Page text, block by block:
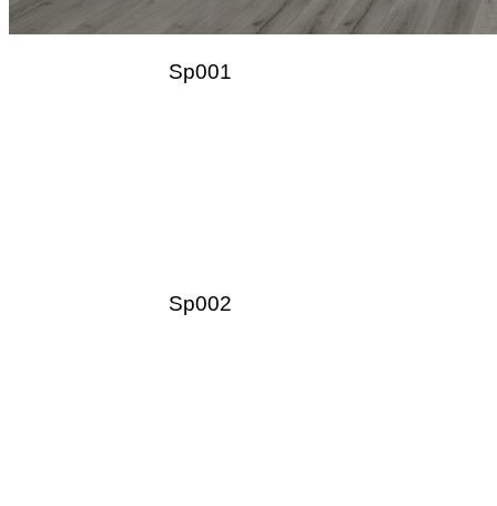
Sp001
Sp002